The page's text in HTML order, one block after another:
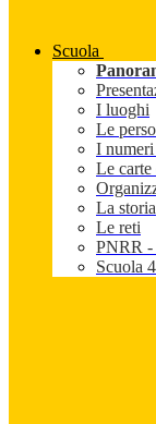
Scuola
I luoghi
Le
I numeri
Le carte
La storia
Le reti
PNRR -
Scuola